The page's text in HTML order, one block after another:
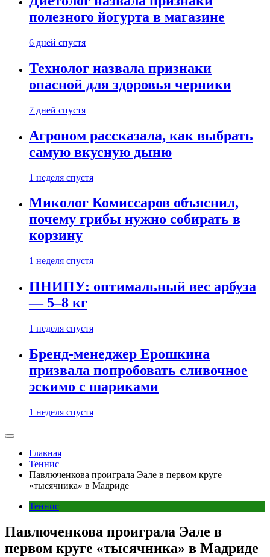
полезного йогурта в магазине
6 дней спустя
Технолог назвала признаки
опасной для здоровья черники
7 дней спустя
Агроном рассказала, как выбрать
самую вкусную дыню
1 неделя спустя
Миколог Комиссаров объяснил,
почему грибы нужно собирать в
корзину
1 неделя спустя
ПНИПУ: оптимальный вес арбуза
— 5–8 кг
1 неделя спустя
Бренд-менеджер Ерошкина
призвала попробовать сливочное
эскимо с шариками
1 неделя спустя
Главная
Теннис
Павлюченкова проиграла Эале в первом круге
«тысячника» в Мадриде
Теннис
Павлюченкова проиграла Эале в
первом круге «тысячника» в Мадриде